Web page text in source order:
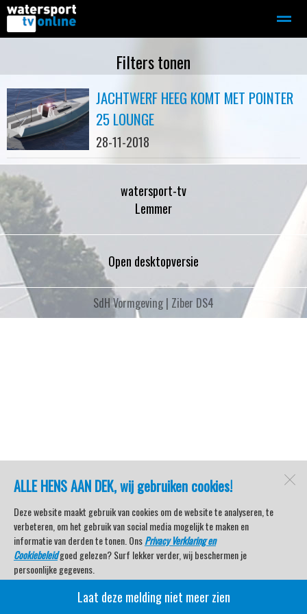
Motorboot-sloep Adverteren
Home
ALLE HENS AAN DEK, wij gebruiken cookies!
Deze website maakt gebruik van cookies om de website te analyseren, te
verbeteren, om het gebruik van social media mogelijk te maken en
informatie van derden te tonen. OnsPrivacy Verklaring en
Cookiebeleidgoed gelezen? Surf lekker verder, wij beschermen je
persoonlijke gegevens.
Veel kijkplezier met Watersport TV Beleving & Nieuws!
Laat deze melding niet meer zien
Filters tonen
JACHTWERF HEEG KOMT MET POINTER
25 LOUNGE
28-11-2018
watersport-tv
Lemmer
Open desktopversie
SdH Vormgeving | Ziber DS4